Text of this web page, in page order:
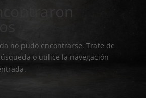
no pudo encontrarse. Trate de
o utilice la navegación